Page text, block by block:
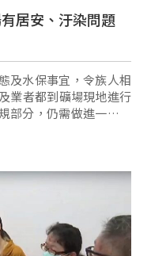
居安、汙染問題
及水保事宜，令族人相
業者都到礦場現地進行
分，仍需做進一步的
原民會、礦務局、環保